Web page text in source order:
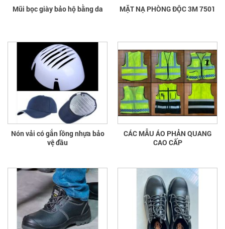
Mũi bọc giày bảo hộ bằng da MẶT NẠ PHÒNG ĐỘC 3M 7501
Nón vải có gắn lồng nhựa bảo
vệ đầu
CÁC MẪU ÁO PHẢN QUANG
CAO CẤP